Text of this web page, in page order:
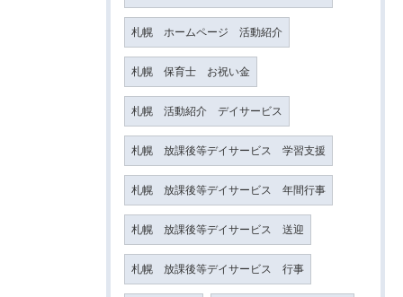
札幌 ホームページ 活動紹介
札幌 保育士 お祝い金
札幌 活動紹介 デイサービス
札幌 放課後等デイサービス 学習支援
札幌 放課後等デイサービス 年間行事
札幌 放課後等デイサービス 送迎
札幌 放課後等デイサービス 行事